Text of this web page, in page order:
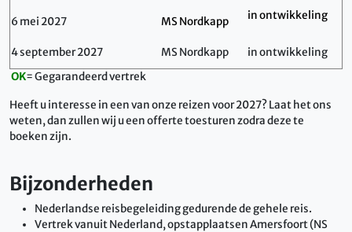
6 mei 2027 MS Nordkapp in ontwikkeling
4 september 2027 MS Nordkapp
in ontwikkeling
OK= Gegarandeerd vertrek
Heeft u interesse in een van onze reizen voor 2027? Laat het ons
weten, dan zullen wij u een offerte toesturen zodra deze te
boeken zijn.
Bijzonderheden
Nederlandse reisbegeleiding gedurende de gehele reis.
Vertrek vanuit Nederland, opstapplaatsen Amersfoort (NS